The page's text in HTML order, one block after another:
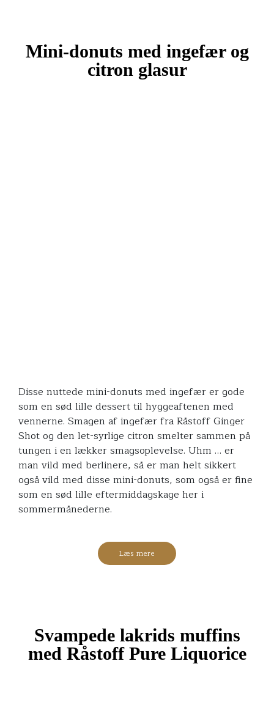
Mini-donuts med ingefær og
citron glasur
Disse nuttede mini-donuts med ingefær er gode
som en sød lille dessert til hyggeaftenen med
vennerne. Smagen af ingefær fra Råstoff Ginger
Shot og den let-syrlige citron smelter sammen på
tungen i en lækker smagsoplevelse. Uhm … er
man vild med berlinere, så er man helt sikkert
også vild med disse mini-donuts, som også er fine
som en sød lille eftermiddagskage her i
sommermånederne.
Læs mere
Svampede lakrids muffins
med Råstoff Pure Liquorice